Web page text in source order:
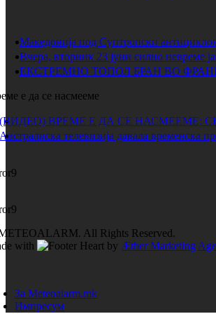
Македонија под Суптропски
Вчера, вторник 23 јуни силно невреме
ЕКСТРЕМНО ТОПОЛ БРАН ВО
е да се насмееме
ВРЕМЕ Е ДА СЕ НАСМЕЕМЕ:
телевизија давала временска
All Rights Reserved.
with
by Æther Marketing
За Meteoalarm.mk
Импресум